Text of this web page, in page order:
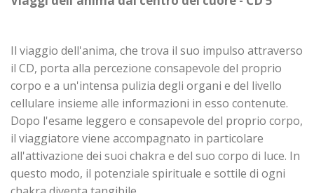
Il viaggio dell'anima, che trova il suo impulso attraverso
il CD, porta alla percezione consapevole del proprio
corpo e a un'intensa pulizia degli organi e del livello
cellulare insieme alle informazioni in esso contenute.
Dopo l'esame leggero e consapevole del proprio corpo,
il viaggiatore viene accompagnato in particolare
all'attivazione dei suoi chakra e del suo corpo di luce. In
questo modo, il potenziale spirituale e sottile di ogni